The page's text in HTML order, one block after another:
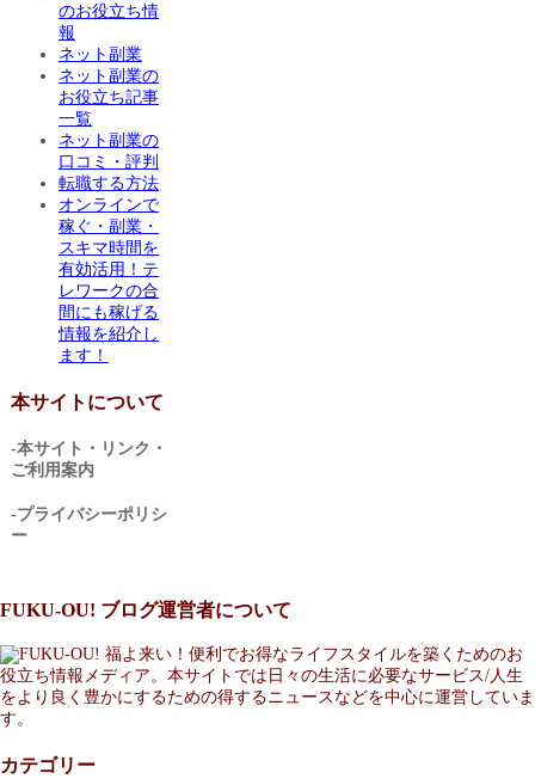
のお役立ち情
報
ネット副業
ネット副業の
お役立ち記事
一覧
ネット副業の
口コミ・評判
転職する方法
オンラインで
稼ぐ・副業・
スキマ時間を
有効活用！テ
レワークの合
間にも稼げる
情報を紹介し
ます！
本サイトについて
-本サイト・リンク・
ご利用案内
-プライバシーポリシ
ー
FUKU-OU! ブログ運営者について
福よ来い！便利でお得なライフスタイルを築くためのお
役立ち情報メディア。本サイトでは日々の生活に必要なサービス/人生
をより良く豊かにするための得するニュースなどを中心に運営していま
す。
カテゴリー